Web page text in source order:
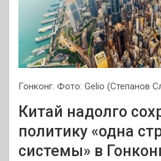
Гонконг. Фото: Gelio (Степанов
Китай надолго
политику «одна
системы» в